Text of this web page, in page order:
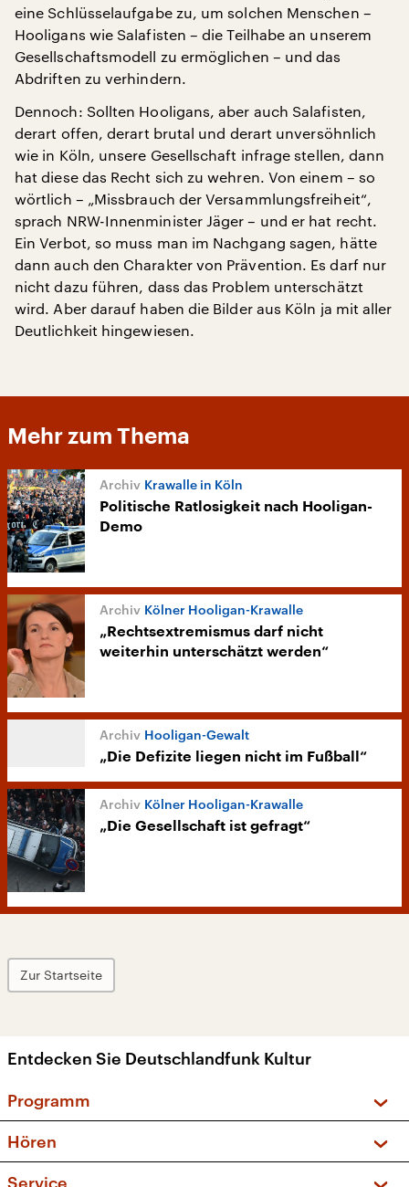
eine Schlüsselaufgabe zu, um solchen Menschen –
Hooligans wie Salafisten – die Teilhabe an unserem
Gesellschaftsmodell zu ermöglichen – und das
Abdriften zu verhindern.
Dennoch: Sollten Hooligans, aber auch Salafisten,
derart offen, derart brutal und derart unversöhnlich
wie in Köln, unsere Gesellschaft infrage stellen, dann
hat diese das Recht sich zu wehren. Von einem – so
wörtlich – „Missbrauch der Versammlungsfreiheit“,
sprach NRW-Innenminister Jäger – und er hat recht.
Ein Verbot, so muss man im Nachgang sagen, hätte
dann auch den Charakter von Prävention. Es darf nur
nicht dazu führen, dass das Problem unterschätzt
wird. Aber darauf haben die Bilder aus Köln ja mit aller
Deutlichkeit hingewiesen.
Mehr zum Thema
Krawalle in Köln
Politische Ratlosigkeit nach Hooligan-
Demo
Kölner Hooligan-Krawalle
„Rechtsextremismus darf nicht
weiterhin unterschätzt werden“
Hooligan-Gewalt
„Die Defizite liegen nicht im Fußball“
Kölner Hooligan-Krawalle
„Die Gesellschaft ist gefragt“
Zur Startseite
Entdecken Sie Deutschlandfunk Kultur
Programm
Sendungen und Podcasts
Hören
Service